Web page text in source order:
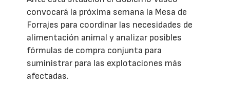
convocará la próxima semana la Mesa de
Forrajes para coordinar las necesidades de
alimentación animal y analizar posibles
fórmulas de compra conjunta para
suministrar para las explotaciones más
afectadas.